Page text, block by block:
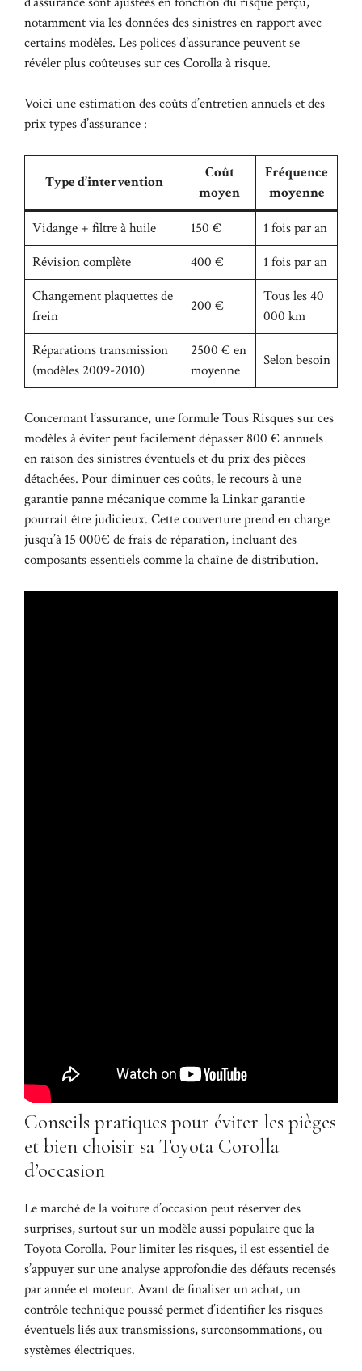
notamment via les données des sinistres en rapport avec
certains modèles. Les polices d’assurance peuvent se
révéler plus coûteuses sur ces Corolla à risque.
Voici une estimation des coûts d’entretien annuels et des
prix types d’assurance :
Type d’intervention
Coût
moyen
Fréquence
moyenne
Vidange + filtre à huile
150 €
1 fois par an
Révision complète
400 €
1 fois par an
Changement plaquettes de
frein
200 €
Tous les 40
000 km
Réparations transmission
(modèles 2009-2010)
2500 € en
moyenne
Selon besoin
Concernant l’assurance, une formule Tous Risques sur ces
modèles à éviter peut facilement dépasser 800 € annuels
en raison des sinistres éventuels et du prix des pièces
détachées. Pour diminuer ces coûts, le recours à une
garantie panne mécanique comme laLinkar garantie
pourrait être judicieux. Cette couverture prend en charge
jusqu’à 15 000€ de frais de réparation, incluant des
composants essentiels comme la chaîne de distribution.
Conseils pratiques pour éviter les pièges
et bien choisir sa Toyota Corolla
d’occasion
Le marché de la voiture d’occasion peut réserver des
surprises, surtout sur un modèle aussi populaire que la
Toyota Corolla. Pour limiter les risques, il est essentiel de
s’appuyer sur une analyse approfondie des défauts recensés
par année et moteur. Avant de finaliser un achat, un
contrôle technique poussé permet d’identifier les risques
éventuels liés aux transmissions, surconsommations, ou
systèmes électriques.